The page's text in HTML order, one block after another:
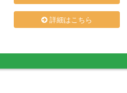
詳細はこちら